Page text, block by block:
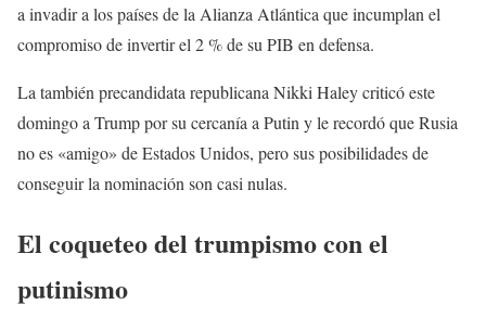
a invadir a los países de la Alianza Atlántica que incumplan el
compromiso de invertir el 2 % de su PIB en defensa.
La también precandidata republicana Nikki Haley criticó este
domingo a Trump por su cercanía a Putin y le recordó que Rusia
no es «amigo» de Estados Unidos, pero sus posibilidades de
conseguir la nominación son casi nulas.
El coqueteo del trumpismo con el
putinismo